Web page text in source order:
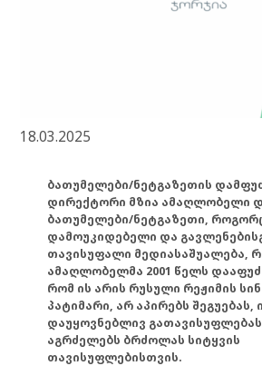
18.03.2025
ბათუმელები/ნეტგაზეთის
დირექტორი მზია ამაღლობელი
ბათუმელები/ნეტგაზეთი,
დამოუკიდებელი და
თავისუფალი მედიასაშუალება,
ამაღლობელმა 2001 წელს
რომ ის არის რუსული რეჟიმის
პატიმარი, არ აპირებს შეგუებას,
დაუყოვნებლივ
აგრძელებს ბრძოლას სიტყვის
თავისუფლებისთვის.